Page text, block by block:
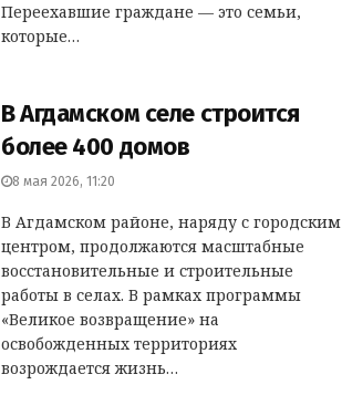
Переехавшие граждане — это семьи,
которые…
В Агдамском селе строится
более 400 домов
8 мая 2026, 11:20
В Агдамском районе, наряду с городским
центром, продолжаются масштабные
восстановительные и строительные
работы в селах. В рамках программы
«Великое возвращение» на
освобожденных территориях
возрождается жизнь…